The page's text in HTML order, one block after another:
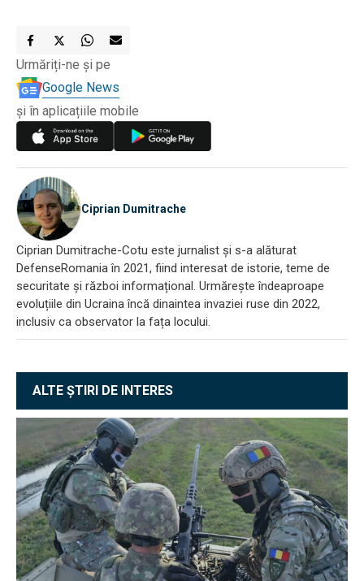
Urmăriți-ne și pe
Google News
și în aplicațiile mobile
Ciprian Dumitrache
Ciprian Dumitrache-Cotu este jurnalist și s-a alăturat
DefenseRomania în 2021, fiind interesat de istorie, teme de
securitate și război informațional. Urmărește îndeaproape
evoluțiile din Ucraina încă dinaintea invaziei ruse din 2022,
inclusiv ca observator la fața locului.
ALTE ȘTIRI DE INTERES